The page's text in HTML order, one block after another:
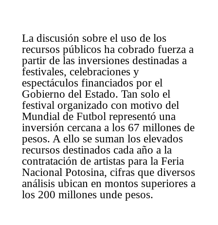
La discusión sobre el uso de los
recursos públicos ha cobrado fuerza a
partir de las inversiones destinadas a
festivales, celebraciones y
espectáculos financiados por el
Gobierno del Estado. Tan solo el
festival organizado con motivo del
Mundial de Futbol representó una
inversión cercana a los 67 millones de
pesos. A ello se suman los elevados
recursos destinados cada año a la
contratación de artistas para la Feria
Nacional Potosina, cifras que diversos
análisis ubican en montos superiores a
los 200 millones unde pesos.